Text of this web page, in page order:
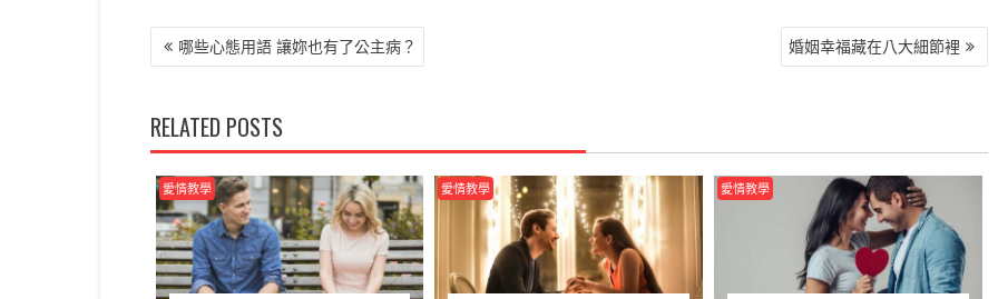
文
章
覽
哪些心態用語 讓妳也有了公主病？ 婚姻幸福藏在八大細節裡
RELATED POSTS
愛情教學 愛情教學 愛情教學